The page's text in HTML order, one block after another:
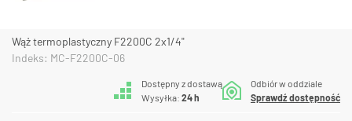
Wąż termoplastyczny F2200C 2x1/4"
Indeks: MC-F2200C-06
Dostępny z dostawą
Wysyłka: 24 h
Odbiór w oddziale
Sprawdź dostępność